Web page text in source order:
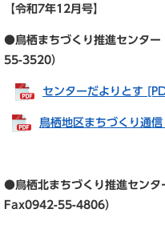
【令和7年12月号】
●鳥栖まちづくり推進セン
55-3520）
センターだよりとす
鳥栖地区まちづくり通
●鳥栖北まちづくり推進セン
Fax0942-55-4806）